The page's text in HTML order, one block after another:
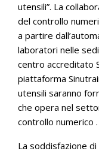
utensili”. La
del controllo
a partire
laboratori nelle
centro accreditato
piattaforma
utensili saranno
che opera nel
controllo numerico .
La soddisfazione